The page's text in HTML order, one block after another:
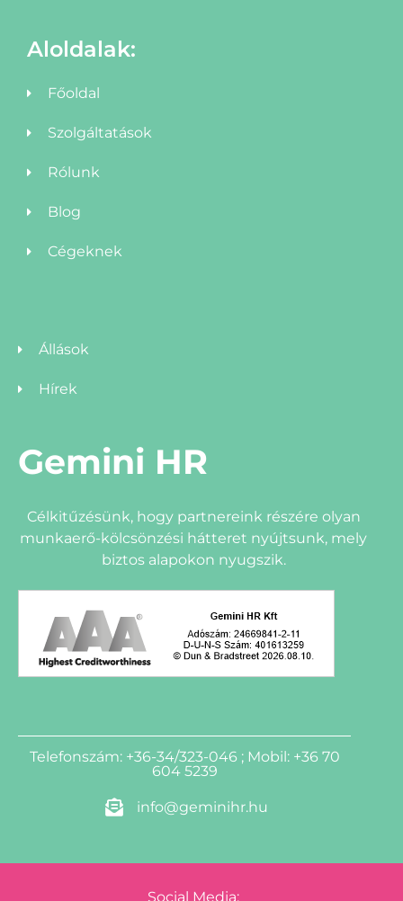
Aloldalak:
Főoldal
Szolgáltatások
Rólunk
Blog
Cégeknek
Állások
Hírek
Gemini HR
Célkitűzésünk, hogy partnereink részére olyan
munkaerő-kölcsönzési hátteret nyújtsunk, mely
biztos alapokon nyugszik.
Telefonszám: +36-34/323-046 ; Mobil: +36 70
604 5239
info@geminihr.hu
Social Media: